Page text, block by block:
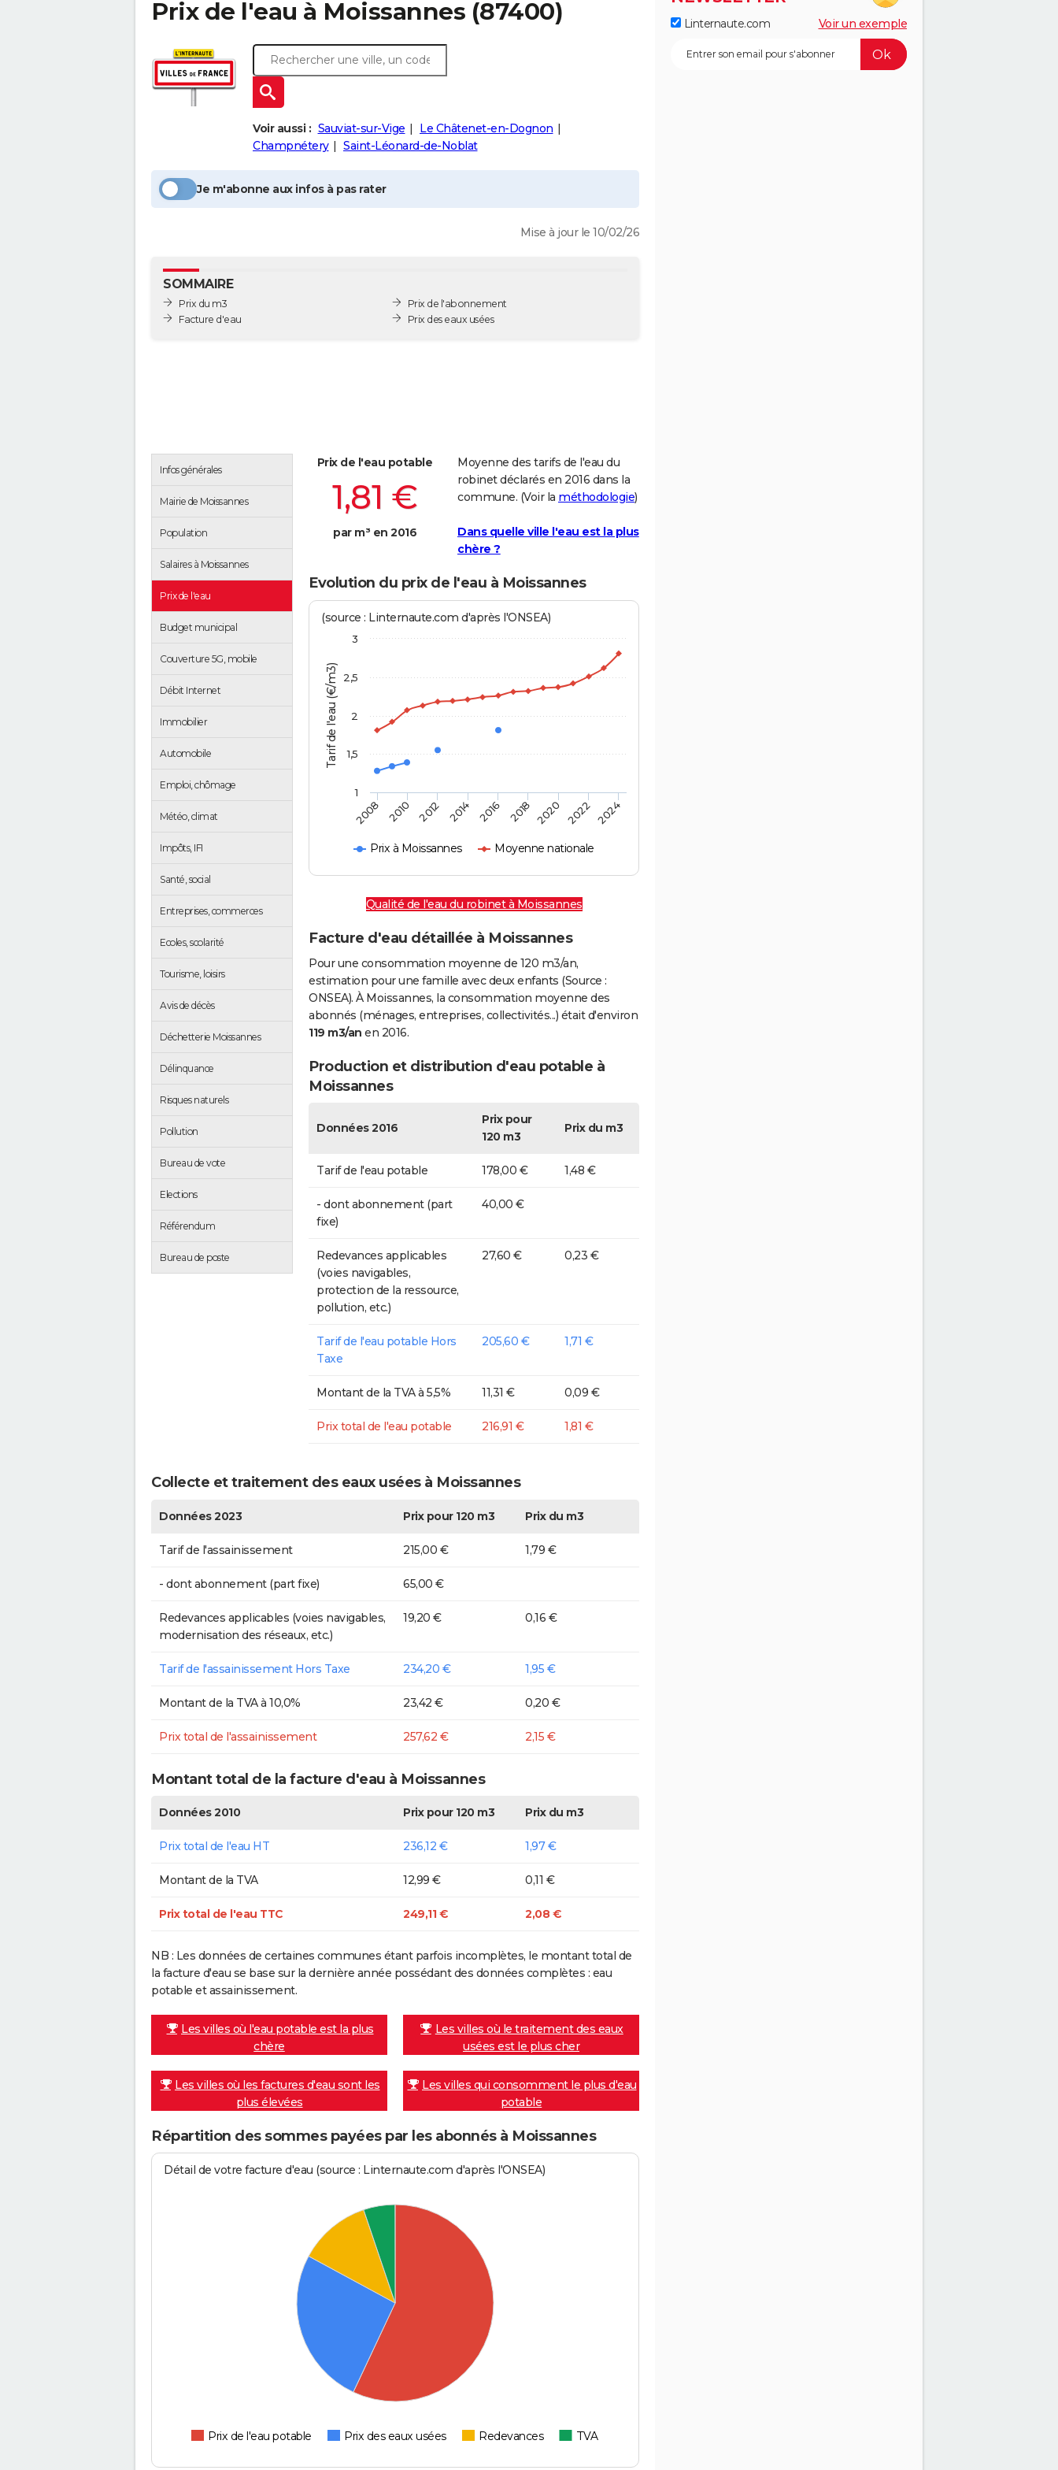
Prix de l'eau à Moissannes (87400)
Voir aussi : Sauviat-sur-Vige
Le Châtenet-en-Dognon
Champnétery
Saint-Léonard-de-Noblat
Je m'abonne aux infos à pas rater
Mise à jour le 10/02/26
SOMMAIRE
Prix du m3
Facture d'eau
Prix de l'abonnement
Prix des eaux usées
Infos générales
Mairie de Moissannes
Population
Salaires à Moissannes
Prix de l'eau
Budget municipal
Couverture 5G, mobile
Débit Internet
Immobilier
Automobile
Emploi, chômage
Météo, climat
Impôts, IFI
Santé, social
Entreprises, commerces
Ecoles, scolarité
Tourisme, loisirs
Avis de décès
Déchetterie Moissannes
Délinquance
Risques naturels
Pollution
Bureau de vote
Elections
Référendum
Bureau de poste
Prix de l'eau potable
1,81 €
par m³ en 2016
Moyenne des tarifs de l'eau du
robinet déclarés en 2016 dans la
commune. (Voir la méthodologie)
Dans quelle ville l'eau est la plus
chère ?
Evolution du prix de l'eau à Moissannes
Tarif de l'eau (€/m3)
(source : Linternaute.com d'après l'ONSEA)
Prix à Moissannes Moyenne nationale
2008 2010 2012 2014 2016 2018 2020 2022 2024
1
1,5
2
2,5
3
Qualité de l'eau du robinet à Moissannes
Facture d'eau détaillée à Moissannes
Pour une consommation moyenne de 120 m3/an,
estimation pour une famille avec deux enfants (Source :
ONSEA). À Moissannes, la consommation moyenne des
abonnés (ménages, entreprises, collectivités...) était d'environ
119 m3/an en 2016.
Production et distribution d'eau potable à
Moissannes
Données 2016
Prix pour
120 m3
Prix du m3
Tarif de l'eau potable 178,00 € 1,48 €
- dont abonnement (part
fixe)
40,00 €
Redevances applicables
(voies navigables,
protection de la ressource,
pollution, etc.)
27,60 € 0,23 €
Tarif de l'eau potable Hors
Taxe
205,60 € 1,71 €
Montant de la TVA à 5,5% 11,31 € 0,09 €
Prix total de l'eau potable 216,91 € 1,81 €
Collecte et traitement des eaux usées à Moissannes
Données 2023 Prix pour 120 m3 Prix du m3
Tarif de l'assainissement 215,00 € 1,79 €
- dont abonnement (part fixe) 65,00 €
Redevances applicables (voies navigables,
modernisation des réseaux, etc.)
19,20 € 0,16 €
Tarif de l'assainissement Hors Taxe 234,20 € 1,95 €
Montant de la TVA à 10,0% 23,42 € 0,20 €
Prix total de l'assainissement 257,62 € 2,15 €
Montant total de la facture d'eau à Moissannes
Données 2010 Prix pour 120 m3 Prix du m3
Prix total de l'eau HT 236,12 € 1,97 €
Montant de la TVA 12,99 € 0,11 €
Prix total de l'eau TTC 249,11 € 2,08 €
NB : Les données de certaines communes étant parfois incomplètes, le montant total de
la facture d'eau se base sur la dernière année possédant des données complètes : eau
potable et assainissement.
Les villes où l'eau potable est la plus
chère
Les villes où le traitement des eaux
usées est le plus cher
Les villes où les factures d'eau sont les
plus élevées
Les villes qui consomment le plus d'eau
potable
Répartition des sommes payées par les abonnés à Moissannes
Détail de votre facture d'eau (source : Linternaute.com d'après l'ONSEA)
Prix de l'eau potable Prix des eaux usées Redevances TVA
Linternaute.com Voir un exemple